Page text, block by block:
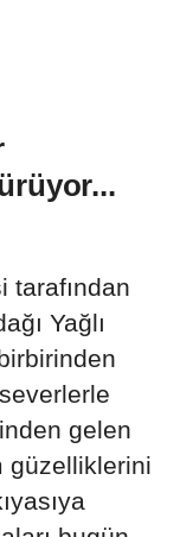
tarafından
Yağlı
gelen
güzelliklerini